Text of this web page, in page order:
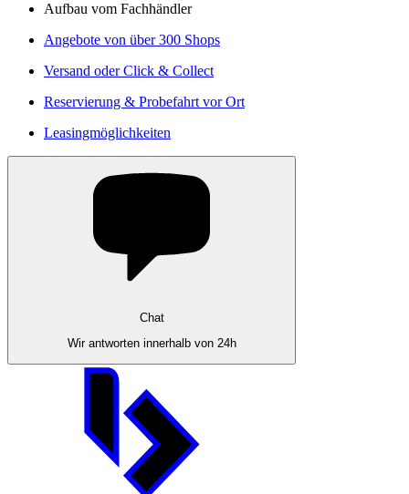
Aufbau vom Fachhändler
Angebote von über 300 Shops
Versand oder Click & Collect
Reservierung & Probefahrt vor Ort
Leasingmöglichkeiten
Chat
Wir antworten innerhalb von 24h